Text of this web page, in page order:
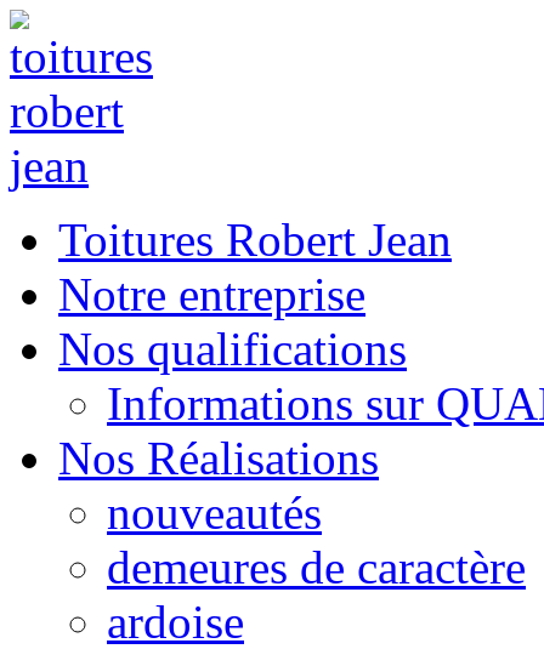
Toitures Robert Jean
Notre entreprise
Nos qualifications
Informations sur
Nos Réalisations
nouveautés
demeures de caractère
ardoise